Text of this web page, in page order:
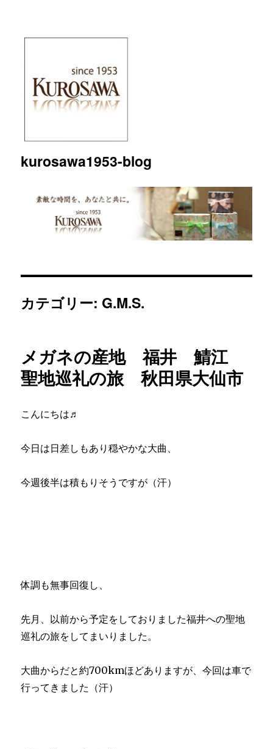
kurosawa1953-blog
カテゴリー: G.M.S.
メガネの産地 福井 鯖江
聖地巡礼の旅 秋田県大仙市
こんにちは♬
今日は日差しもあり穏やかな大曲、
今週後半は積もりそうですが（汗）
体調も無事回復し、
先月、以前から予定をしておりました福井への聖地
巡礼の旅をしてまいりました。
大曲からだと約700kmほどありますが、今回は車で
行ってきました（汗）